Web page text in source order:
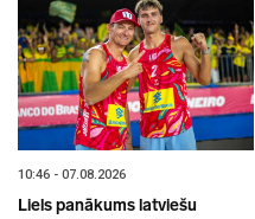
10:46 - 07.08.2026
Liels panākums latviešu